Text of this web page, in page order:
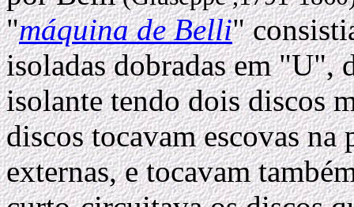
"máquina de Belli"
isoladas dobradas em "U",
isolante tendo dois discos
discos tocavam escovas na
externas, e tocavam